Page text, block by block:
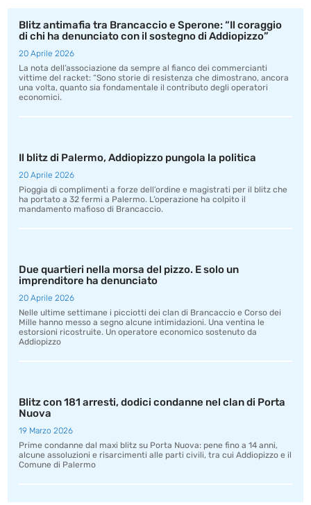
Blitz antimafia tra Brancaccio e Sperone: “Il coraggio
di chi ha denunciato con il sostegno di Addiopizzo”
20 Aprile 2026
La nota dell’associazione da sempre al fianco dei commercianti
vittime del racket: “Sono storie di resistenza che dimostrano, ancora
una volta, quanto sia fondamentale il contributo degli operatori
economici.
Il blitz di Palermo, Addiopizzo pungola la politica
20 Aprile 2026
Pioggia di complimenti a forze dell’ordine e magistrati per il blitz che
ha portato a 32 fermi a Palermo. L’operazione ha colpito il
mandamento mafioso di Brancaccio.
Due quartieri nella morsa del pizzo. E solo un
imprenditore ha denunciato
20 Aprile 2026
Nelle ultime settimane i picciotti dei clan di Brancaccio e Corso dei
Mille hanno messo a segno alcune intimidazioni. Una ventina le
estorsioni ricostruite. Un operatore economico sostenuto da
Addiopizzo
Blitz con 181 arresti, dodici condanne nel clan di Porta
Nuova
19 Marzo 2026
Prime condanne dal maxi blitz su Porta Nuova: pene fino a 14 anni,
alcune assoluzioni e risarcimenti alle parti civili, tra cui Addiopizzo e il
Comune di Palermo